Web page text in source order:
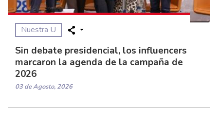
Nuestra U
Sin debate presidencial, los influencers
marcaron la agenda de la campaña de
2026
03 de Agosto, 2026